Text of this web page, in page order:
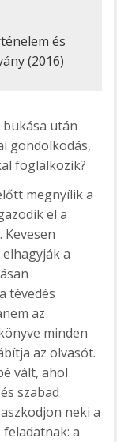
és
(2016)
után
gondolkodás,
foglalkozik?
megnyílik a
el a
a
tévedés
az
minden
az olvasót.
vált, ahol
szabad
neki a
a